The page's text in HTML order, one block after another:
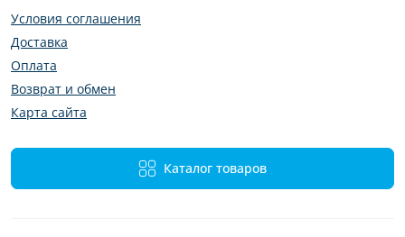
Условия соглашения
Доставка
Оплата
Возврат и обмен
Карта сайта
Каталог товаров